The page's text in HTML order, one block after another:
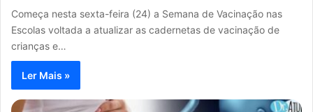
Começa nesta sexta-feira (24) a Semana de Vacinação nas
Escolas voltada a atualizar as cadernetas de vacinação de
crianças e…
Ler Mais »